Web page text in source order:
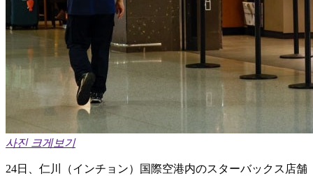
사진 크게보기
24日、仁川（インチョン）国際空港内のスターバックス店舗